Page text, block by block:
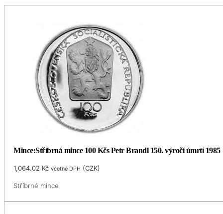
Mince:Stříbrná mince 100 Kčs Petr Brandl 150. výročí úmrtí 1985
1,064.02 Kč včetně DPH (CZK)
Stříbrné mince